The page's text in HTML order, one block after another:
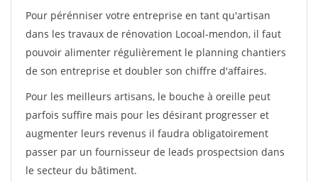
Pour pérénniser votre entreprise en tant qu'artisan
dans les travaux de rénovation Locoal-mendon, il faut
pouvoir alimenter régulièrement le planning chantiers
de son entreprise et doubler son chiffre d'affaires.
Pour les meilleurs artisans, le bouche à oreille peut
parfois suffire mais pour les désirant progresser et
augmenter leurs revenus il faudra obligatoirement
passer par un fournisseur de leads prospectsion dans
le secteur du bâtiment.